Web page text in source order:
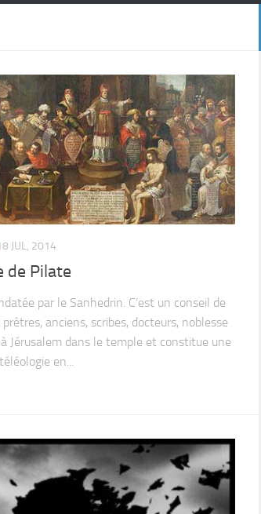
JUL, 2014
de Pilate
par le Sanhedrin. C’est un conseil de
anciens, scribes, docteurs, noblesse
Jérusalem dans le temple et constitue une
en...